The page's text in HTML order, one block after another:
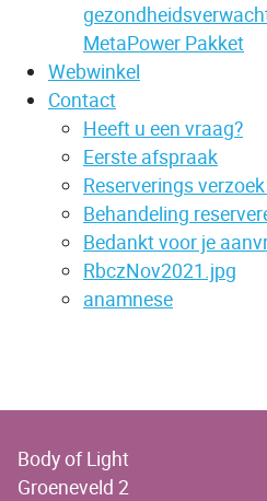
MetaPower Pakket
Webwinkel
Contact
Heeft u een vraag?
Eerste afspraak
Reserverings
Behandeling
Bedankt voor je
RbczNov2021.jpg
anamnese
Body of Light
Groeneveld 2